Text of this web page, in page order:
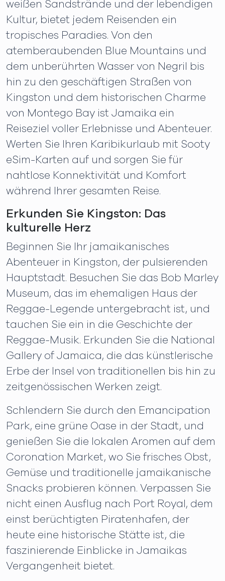
weißen Sandstrände und der lebendigen
Kultur, bietet jedem Reisenden ein
tropisches Paradies. Von den
atemberaubenden Blue Mountains und
dem unberührten Wasser von Negril bis
hin zu den geschäftigen Straßen von
Kingston und dem historischen Charme
von Montego Bay ist Jamaika ein
Reiseziel voller Erlebnisse und Abenteuer.
Werten Sie Ihren Karibikurlaub mit Sooty
eSim-Karten auf und sorgen Sie für
nahtlose Konnektivität und Komfort
während Ihrer gesamten Reise.
Erkunden Sie Kingston: Das
kulturelle Herz
Beginnen Sie Ihr jamaikanisches
Abenteuer in Kingston, der pulsierenden
Hauptstadt. Besuchen Sie das Bob Marley
Museum, das im ehemaligen Haus der
Reggae-Legende untergebracht ist, und
tauchen Sie ein in die Geschichte der
Reggae-Musik. Erkunden Sie die National
Gallery of Jamaica, die das künstlerische
Erbe der Insel von traditionellen bis hin zu
zeitgenössischen Werken zeigt.
Schlendern Sie durch den Emancipation
Park, eine grüne Oase in der Stadt, und
genießen Sie die lokalen Aromen auf dem
Coronation Market, wo Sie frisches Obst,
Gemüse und traditionelle jamaikanische
Snacks probieren können. Verpassen Sie
nicht einen Ausflug nach Port Royal, dem
einst berüchtigten Piratenhafen, der
heute eine historische Stätte ist, die
faszinierende Einblicke in Jamaikas
Vergangenheit bietet.